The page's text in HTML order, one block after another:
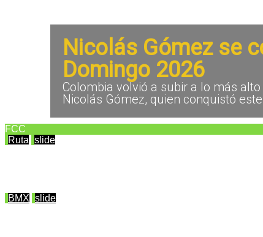
Nicolás Gómez se
Domingo 2026
Colombia volvió a subir a lo más
Nicolás Gómez, quien conquistó
FCC
Ruta slide
BMX slide